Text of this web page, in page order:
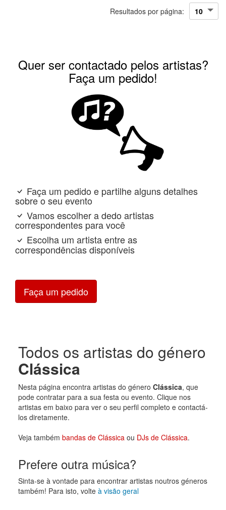
Resultados por página:
Quer ser contactado pelos artistas?
Faça um pedido!
Faça um pedido e partilhe alguns detalhes
sobre o seu evento
Vamos escolher a dedo artistas
correspondentes para você
Escolha um artista entre as
correspondências disponíveis
Faça um pedido
Todos os artistas do género
Clássica
Nesta página encontra artistas do género Clássica, que
pode contratar para a sua festa ou evento. Clique nos
artistas em baixo para ver o seu perfil completo e contactá-
los diretamente.
Veja também bandas de Clássica ou DJs de Clássica.
Prefere outra música?
Sinta-se à vontade para encontrar artistas noutros géneros
também! Para isto, volte à visão geral